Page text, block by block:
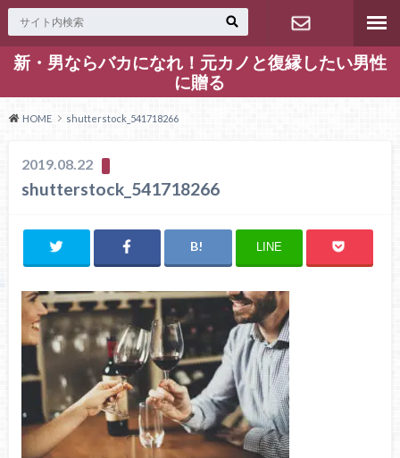
新・男ならバカになれ！元カノと復縁したい男性
に贈る
お問い合わ
HOME shutterstock_541718266
2019.08.22
shutterstock_541718266
LINE